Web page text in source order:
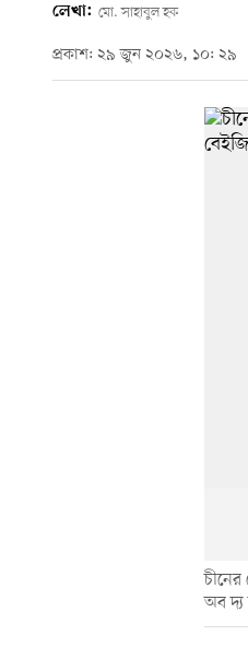
লেখা: মো. সাহাবুল হক
প্রকাশ: ২৯ জুন ২০২৬, ১০: ২৯
চীনের
অব দ্য